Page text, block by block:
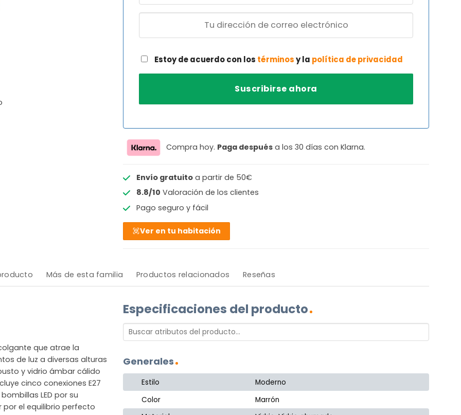
Estoy de acuerdo con los términosy la política de privacidad
Compra hoy. Paga después a los 30 días con Klarna.
Envío gratuitoa partir de 50€
8.8/10 Valoración de los clientes
Pago seguro y fácil
Ver en tu habitación
Más de esta familia Productos relacionados Reseñas
que atrae la
de luz a diversas alturas
y vidrio ámbar cálido
cinco conexiones E27
LED por su
el equilibrio perfecto
Especificaciones del producto
Generales
Estilo
Moderno
Color
Marrón